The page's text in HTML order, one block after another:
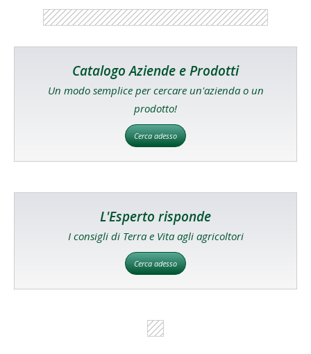
Catalogo Aziende e Prodotti
Un modo semplice per cercare un'azienda o un
prodotto!
Cerca adesso
L'Esperto risponde
I consigli di Terra e Vita agli agricoltori
Cerca adesso